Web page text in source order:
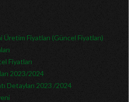
Üretim Fiyatları (Güncel Fiyatları)
Fiyatları
2023/2024
Detayları 2023 /2024